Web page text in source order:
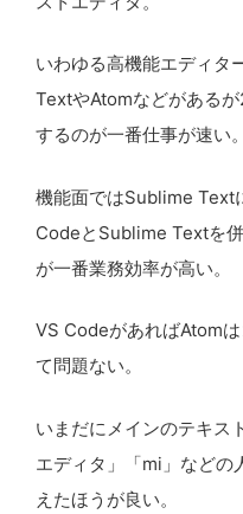
いわゆる高機能エディタ
TextやAtomなどがある
するのが一番仕事が速い。
機能面ではSublime Text
CodeとSublime Textを
が一番業務効率が高い。
VS CodeがあればAtom
て問題ない。
いまだにメインのテキス
エディタ」「mi」などの
えたほうが良い。